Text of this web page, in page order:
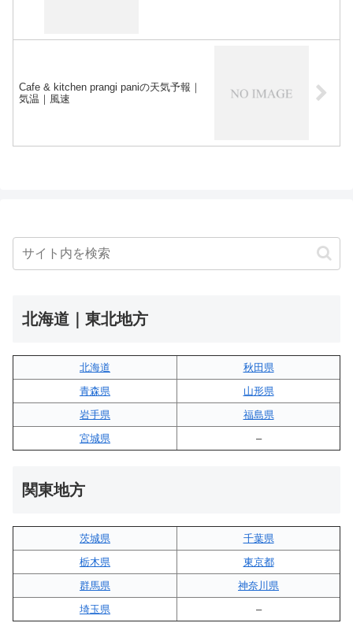
Cafe & kitchen prangi paniの天気予報｜
気温｜風速
北海道｜東北地方
北海道
秋田県
青森県
山形県
岩手県
福島県
宮城県
–
関東地方
茨城県
千葉県
栃木県
東京都
群馬県
神奈川県
埼玉県
–